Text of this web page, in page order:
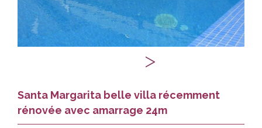
Santa Margarita belle villa récemment
rénovée avec amarrage 24m